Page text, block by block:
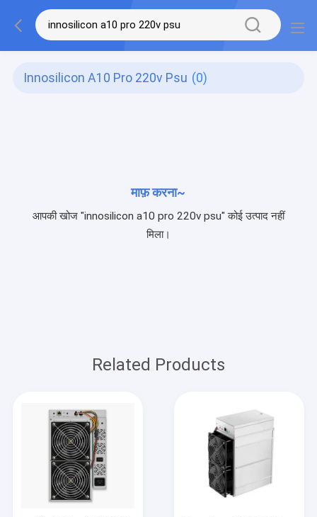
Innosilicon A10 Pro 220v Psu (0)
माफ़ करना~
आपकी खोज "innosilicon a10 pro 220v psu" कोई उत्पाद नहीं
मिला।
Related Products